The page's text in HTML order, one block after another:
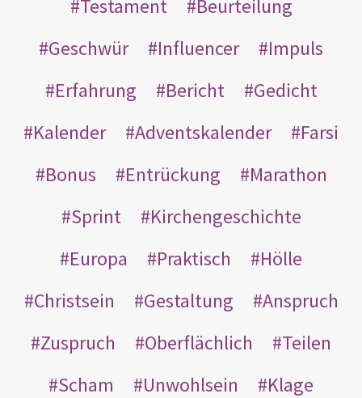
Testament
Beurteilung
Geschwür
Influencer
Impuls
Erfahrung
Bericht
Gedicht
Kalender
Adventskalender
Farsi
Bonus
Entrückung
Marathon
Sprint
Kirchengeschichte
Europa
Praktisch
Hölle
Christsein
Gestaltung
Anspruch
Zuspruch
Oberflächlich
Teilen
Scham
Unwohlsein
Klage